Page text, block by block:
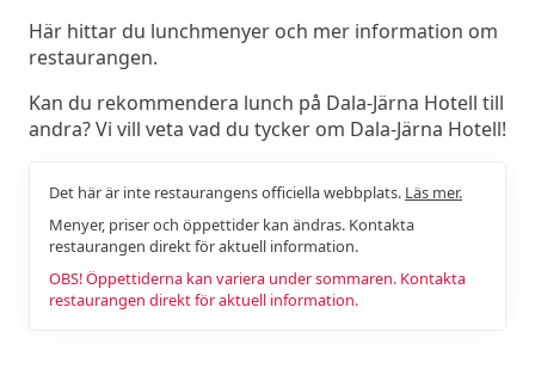
Här hittar du lunchmenyer och mer information om
restaurangen.
Kan du rekommendera lunch på Dala-Järna Hotell till
andra? Vi vill veta vad du tycker om Dala-Järna Hotell!
Det här är inte restaurangens officiella webbplats. Läs mer.
Menyer, priser och öppettider kan ändras. Kontakta
restaurangen direkt för aktuell information.
OBS! Öppettiderna kan variera under sommaren. Kontakta
restaurangen direkt för aktuell information.